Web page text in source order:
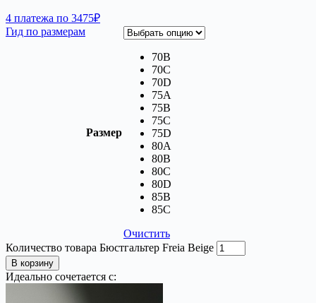
4 платежа по 3475₽
Гид по размерам
Размер
70B
70C
70D
75A
75B
75C
75D
80A
80B
80C
80D
85В
85С
Очистить
Количество товара Бюстгальтер Freia Beige
В корзину
Идеально сочетается с: